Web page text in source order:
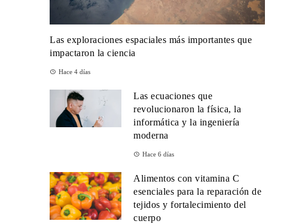
Las exploraciones espaciales más importantes que
impactaron la ciencia
Hace 4 días
Las ecuaciones que
revolucionaron la física, la
informática y la ingeniería
moderna
Hace 6 días
Alimentos con vitamina C
esenciales para la reparación de
tejidos y fortalecimiento del
cuerpo